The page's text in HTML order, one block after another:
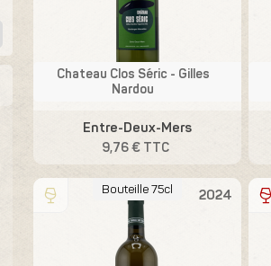
Chateau Clos Séric - Gilles
Nardou
Entre-Deux-Mers
9,76 € TTC
2024
Bouteille 75cl